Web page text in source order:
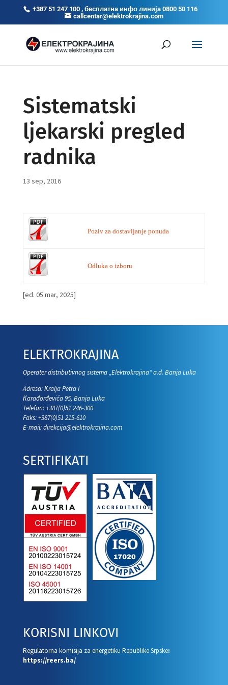
+387 51 247 100 , бесплатна инфо линија 0800 50 116
callcentar@elektrokrajina.com
Sistematski
ljekarski pregled
radnika
13 sep, 2016
[ed. 05 mar, 2025]
Poziv za dostavljanje ponuda
Odluka o izboru
ELEKTROKRAJINA
Operater distributivnog sistema „Elektrokrajina“ a.d. Banja Luka
Adresa: Кralja Petra I
Кarađorđevića 95, Banja Luka
Telefon: +387(0)51 246-300
Faks: +387(0)51 215-610
E-mail:direkcija@elektrokrajina.com
SERTIFIKATI
KORISNI LINKOVI
Regulatorna komisija za energetiku Republike Srpske:
https://reers.ba/